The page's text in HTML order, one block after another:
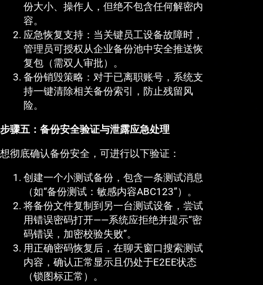
份大小、操作人，但绝不包含任何解密内
容。
应急恢复支持：当关键员工设备故障时，
管理员可授权从企业备份池中安全推送恢
复包（需双人审批）。
备份销毁策略：对于已离职账号，系统支
持一键清除相关备份索引，防止残留风
险。
步骤五：备份安全验证与泄露应急处理
想彻底确认备份安全，可进行以下验证：
创建一个小测试备份，包含一条测试消息
（如“备份测试：敏感内容ABC123”）。
将备份文件复制到另一台测试设备，尝试
用错误密码打开——系统应拒绝并提示“密
码错误，加密校验失败”。
用正确密码恢复后，在聊天窗口搜索测试
内容，确认正常显示且仍处于E2EE状态
（锁图标正常）。